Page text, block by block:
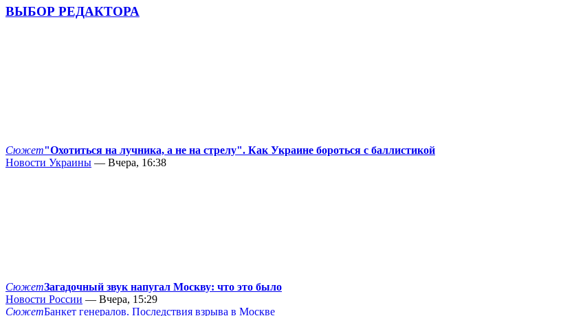
ВЫБОР РЕДАКТОРА
Сюжет"Охотиться на лучника, а не на стрелу". Как Украине бороться с баллистикой
Новости Украины — Вчера, 16:38
СюжетЗагадочный звук напугал Москву: что это было
Новости России — Вчера, 15:29
СюжетБанкет генералов. Последствия взрыва в Москве